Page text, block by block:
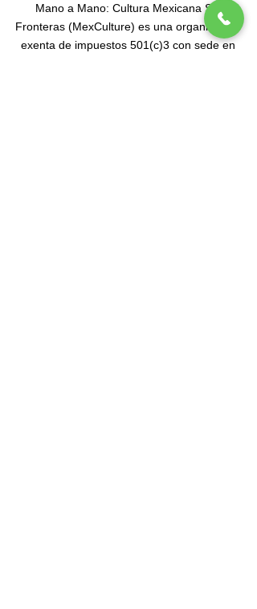
Mano a Mano: Cultura Mexicana Sin
Fronteras (MexCulture) es una organización
exenta de impuestos 501(c)3 con sede en